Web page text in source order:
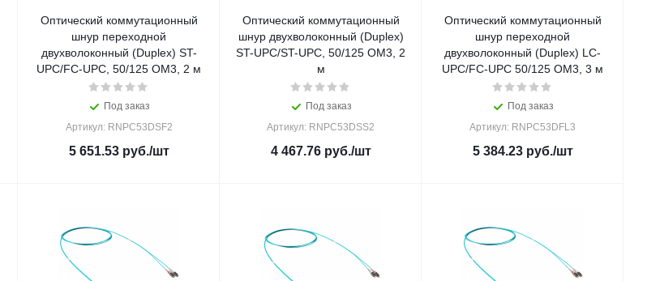
Оптический коммутационный
шнур переходной
двухволоконный (Duplex) ST-
UPC/FC-UPC, 50/125 OM3, 2 м
Под заказ
Артикул: RNPC53DSF2
5 651.53руб./шт
Оптический коммутационный
шнур двухволоконный (Duplex)
ST-UPC/ST-UPC, 50/125 OM3, 2
м
Под заказ
Артикул: RNPC53DSS2
4 467.76руб./шт
Оптический коммутационный
шнур переходной
двухволоконный (Duplex) LC-
UPC/FC-UPC 50/125 OM3, 3 м
Под заказ
Артикул: RNPC53DFL3
5 384.23руб./шт